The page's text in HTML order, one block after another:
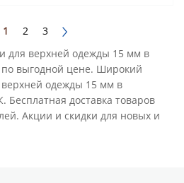
1 2
3
для верхней одежды 15 мм в
по выгодной цене. Широкий
одежды 15 мм в
Бесплатная доставка товаров
Акции и скидки для новых и